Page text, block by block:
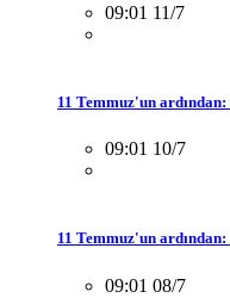
09:01 11/7
11 Temmuz'un
09:01 10/7
11 Temmuz'un
09:01 08/7